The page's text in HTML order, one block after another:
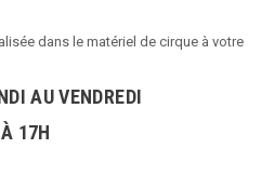
dans le matériel de cirque à votre
AU VENDREDI
17H